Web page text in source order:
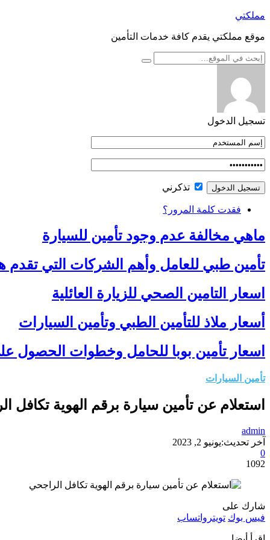
التجاوز
المحتوى
مملكتي
موقع مملكتي يقدم كافة خدمات التأمين
تسجيل الدخول
تذكرني
فقدت كلمة المرور؟
ماهي مخالفة عدم وجود تأمين للسيارة
تأمين طبي للعامل وأهم الشركات التي تقدم
اسعار التامين الصحي للزيارة العائلية
أسعار ملاذ للتأمين الطبي وتأمين السيارات
اسعار تأمين بوبا للحامل وخطوات الحصول
تأمين السيارات
استعلام عن تأمين سيارة برقم الهوية تكافل
admin
آخر تحديث:يونيو 2, 2023
0
1092
شارك على
فيس بوك تويتر واتساب